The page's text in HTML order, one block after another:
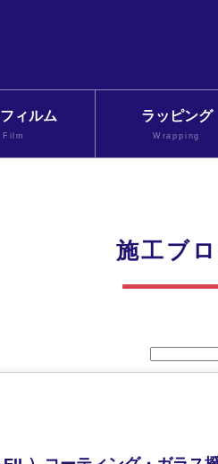
ィルム
Film
ラッピング
Wrapping
施工ブ